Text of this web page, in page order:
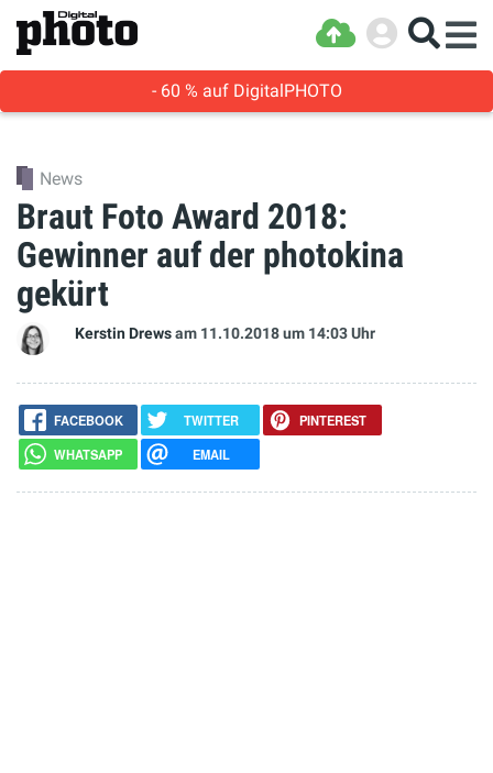
- 60 % auf DigitalPHOTO
News
Braut Foto Award 2018:
Gewinner auf der photokina
gekürt
Kerstin Drewsam 11.10.2018um 14:03 Uhr
FACEBOOK TWITTER
PINTEREST
WHATSAPP
EMAIL